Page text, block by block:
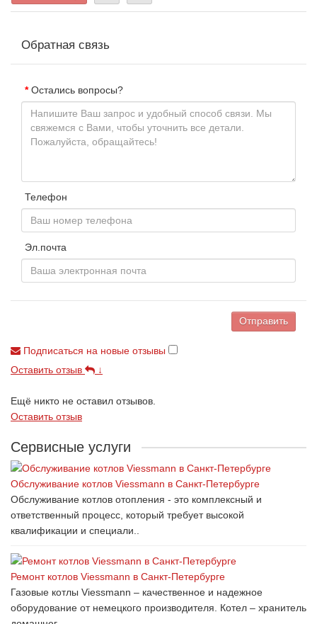
Обратная связь
Остались вопросы?
Телефон
Эл.почта
Отправить
Подписаться на новые отзывы
Оставить отзыв
↓
Ещё никто не оставил отзывов.
Оставить отзыв
Сервисные услуги
Обслуживание котлов Viessmann в Санкт-Петербурге
Обслуживание котлов отопления - это комплексный и
ответственный процесс, который требует высокой
квалификации и специали..
Ремонт котлов Viessmann в Санкт-Петербурге
Газовые котлы Viessmann – качественное и надежное
оборудование от немецкого производителя. Котел – хранитель